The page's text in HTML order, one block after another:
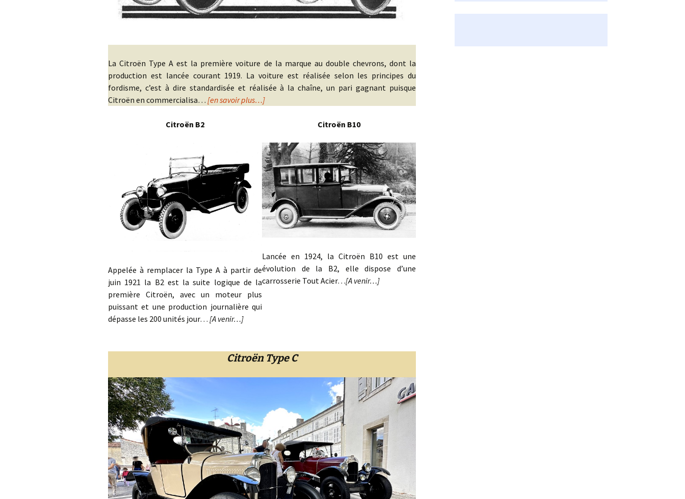
La Citroën Type A est la première voiture de la marque au double chevrons, dont la
production est lancée courant 1919. La voiture est réalisée selon les principes du
fordisme, c’est à dire standardisée et réalisée à la chaîne, un pari gagnant puisque
Citroën en commercialisa… [en savoir plus…]
Citroën B2
Appelée à remplacer la Type A à partir de
juin 1921 la B2 est la suite logique de la
première Citroën, avec un moteur plus
puissant et une production journalière qui
dépasse les 200 unités jour… [A venir…]
Citroën B10
Lancée en 1924, la Citroën B10 est une
évolution de la B2, elle dispose d’une
carrosserie Tout Acier…[A venir…]
Citroën Type C